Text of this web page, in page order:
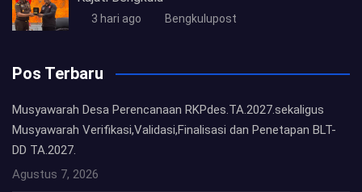
3 hari ago Bengkulupost
Pos Terbaru
Musyawarah Desa Perencanaan RKPdes.TA.2027.sekaligus
Musyawarah Verifikasi,Validasi,Finalisasi dan Penetapan BLT-
DD TA.2027.
Agustus 7, 2026